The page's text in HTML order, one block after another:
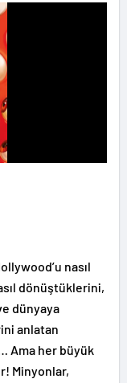
nasıl
dönüştüklerini,
dünyaya
anlatan
Ama her büyük
Minyonlar,